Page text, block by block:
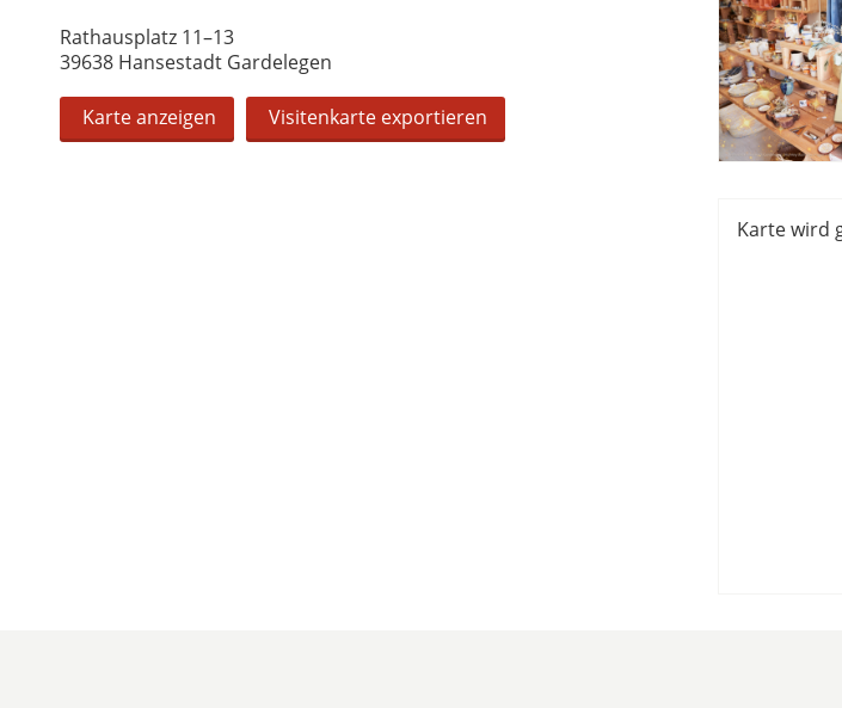
Rathausplatz 11–13
39638 Hansestadt Gardelegen
Karte anzeigen Visitenkarte exportieren
Karte wird